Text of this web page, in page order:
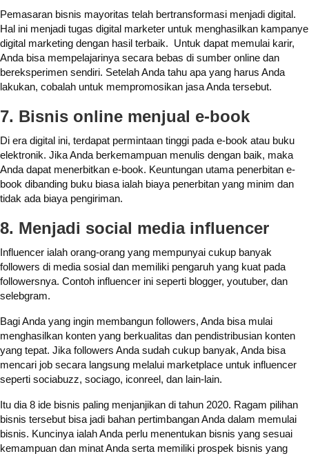
Pemasaran bisnis mayoritas telah bertransformasi menjadi digital.
Hal ini menjadi tugas digital marketer untuk menghasilkan kampanye
digital marketing dengan hasil terbaik. Untuk dapat memulai karir,
Anda bisa mempelajarinya secara bebas di sumber online dan
bereksperimen sendiri. Setelah Anda tahu apa yang harus Anda
lakukan, cobalah untuk mempromosikan jasa Anda tersebut.
7. Bisnis online menjual e-book
Di era digital ini, terdapat permintaan tinggi pada e-book atau buku
elektronik. Jika Anda berkemampuan menulis dengan baik, maka
Anda dapat menerbitkan e-book. Keuntungan utama penerbitan e-
book dibanding buku biasa ialah biaya penerbitan yang minim dan
tidak ada biaya pengiriman.
8. Menjadi social media influencer
Influencer ialah orang-orang yang mempunyai cukup banyak
followers di media sosial dan memiliki pengaruh yang kuat pada
followersnya. Contoh influencer ini seperti blogger, youtuber, dan
selebgram.
Bagi Anda yang ingin membangun followers, Anda bisa mulai
menghasilkan konten yang berkualitas dan pendistribusian konten
yang tepat. Jika followers Anda sudah cukup banyak, Anda bisa
mencari job secara langsung melalui marketplace untuk influencer
seperti sociabuzz, sociago, iconreel, dan lain-lain.
Itu dia 8 ide bisnis paling menjanjikan di tahun 2020. Ragam pilihan
bisnis tersebut bisa jadi bahan pertimbangan Anda dalam memulai
bisnis. Kuncinya ialah Anda perlu menentukan bisnis yang sesuai
kemampuan dan minat Anda serta memiliki prospek bisnis yang